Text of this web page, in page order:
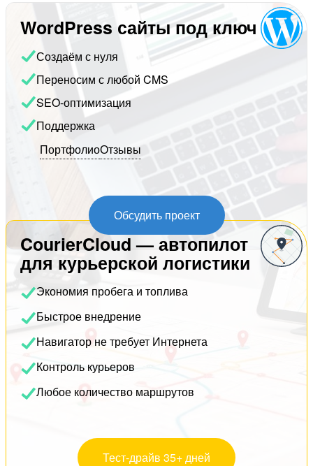
WordPress сайты под ключ
Создаём с нуля
Переносим с любой CMS
SEO-оптимизация
Поддержка
ПортфолиоОтзывы
Обсудить проект
CourierCloud — автопилот
для курьерской логистики
Экономия пробега и топлива
Быстрое внедрение
Навигатор не требует Интернета
Контроль курьеров
Любое количество маршрутов
Тест-драйв 35+ дней